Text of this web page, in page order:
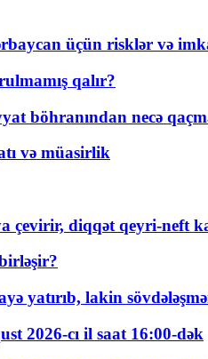
üçün risklər və
qalır?
böhranından necə
və müasirlik
çevirir, diqqət qeyri-neft
yatırıb, lakin
2026-cı il saat 16:00-dək